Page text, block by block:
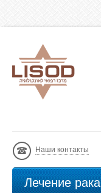
Наши контакты
Лечение рака